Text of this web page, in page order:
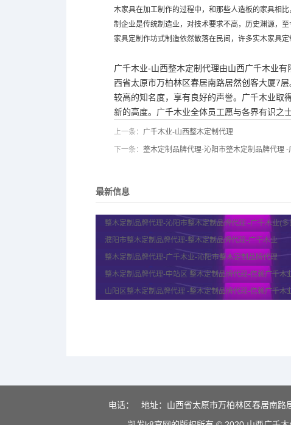
木家具在加工制作的过程中，和那些人造板的家具相
制企业是传统制造业，对技术要求不高，历史渊源，
家具定制作坊式制造依然散落在民间，许多实木家具
广千木业-山西整木定制代理由山西广千木业
西省太原市万柏林区春居南路居然创客大厦7
较高的知名度，享有良好的声誉。广千木业取
新的高度。广千木业全体员工愿与各界有识之
上一条： 广千木业-山西整木定制代理
下一条： 整木定制品牌代理-沁阳市整木定制品牌代理 -
最新信息
整木定制品牌代理-沁阳市整木定制品牌代理 -广千木业(多
濮阳市整木定制品牌代理-整木定制品牌代理-广千木业
整木定制品牌代理-广千木业-沁阳市整木定制品牌代理
整木定制品牌代理-中站区 整木定制品牌代理-信赖广千木
山阳区整木定制品牌代理 -整木定制品牌代理-信赖广千木
电话：
地址：山西省太原市万柏林区春居南路